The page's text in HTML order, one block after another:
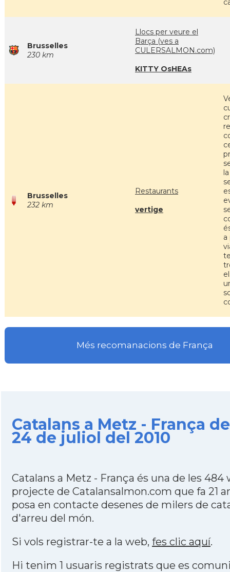
Brusselles
230 km
Llocs per veure el
Barça (ves a
CULERSALMON.com)
KITTY OsHEAs
Brusselles
232 km
Restaurants
vertige
a
Més recomanacions de França
Catalans a Metz - França
24 de juliol del 2010
Catalans a Metz - França és una de les 484
projecte de Catalansalmon.com que fa 21
posa en contacte desenes de milers de
d'arreu del món.
Si vols registrar-te a la web, fes clic aquí.
Hi tenim 1 usuaris registrats que es